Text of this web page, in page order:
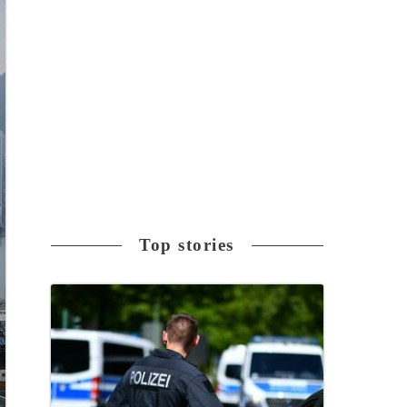
Top stories